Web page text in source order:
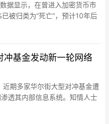
据显示，在曾进入加密货币市
被归类为“死亡”，预计10年后
为2年4个月。CryptoRank将
交易量低于1万美元超过90
冲基金发动新一轮网络
期多家华尔街大型对冲基金遭
透其内部信息系统。知情人士
三告知投资者其受到攻击，初
仍在进一步审查中。